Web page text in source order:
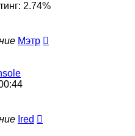
2.74%
Мэтр
Ired